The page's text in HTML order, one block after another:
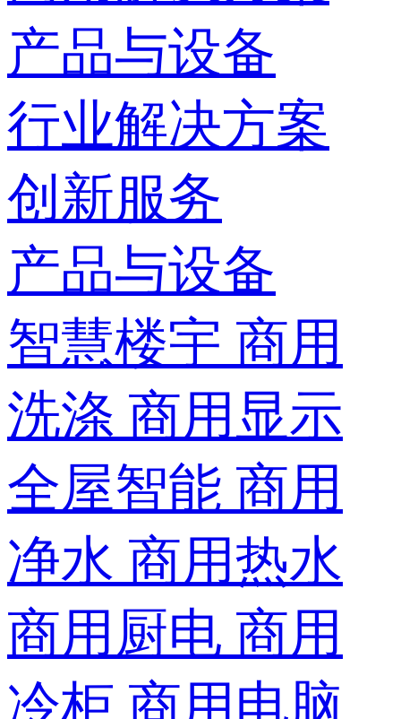
产品与设备
行业解决方案
创新服务
产品与设备
智慧楼宇 商用
洗涤 商用显示
全屋智能 商用
净水 商用热水
商用厨电 商用
冷柜 商用电脑